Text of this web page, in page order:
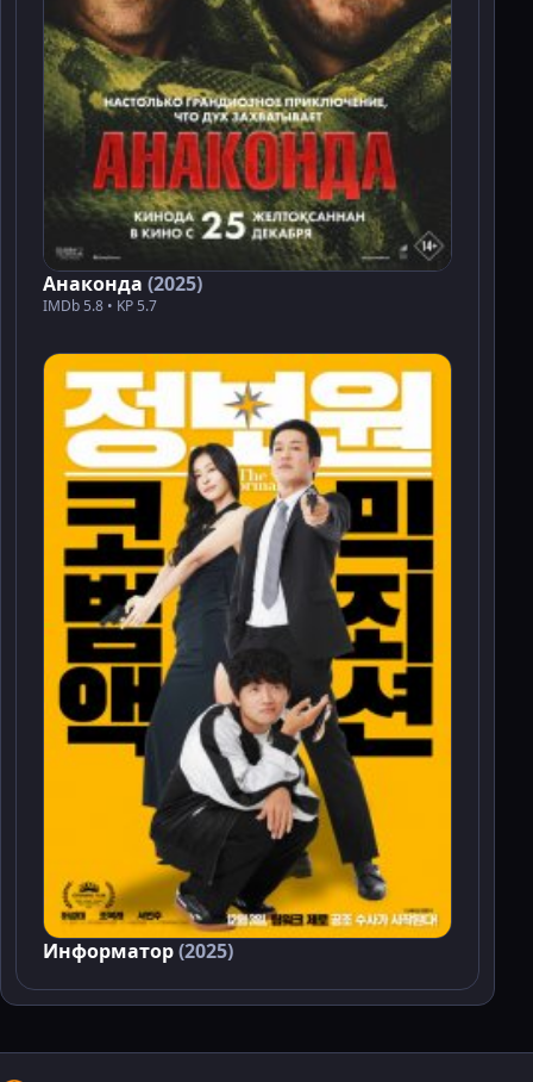
Анаконда (2025)
IMDb 5.8 • KP 5.7
Информатор(2025)